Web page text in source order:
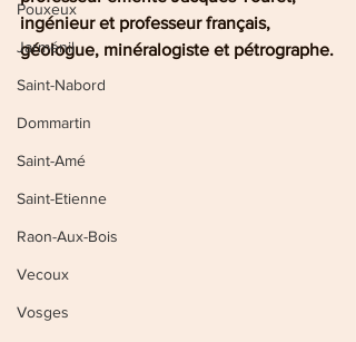
Pouxeux
Jarménil
Saint-Nabord
Dommartin
Saint-Amé
Saint-Etienne
Raon-Aux-Bois
Vecoux
Vosges
ingénieur et professeur français,
géologue, minéralogiste et pétrographe.